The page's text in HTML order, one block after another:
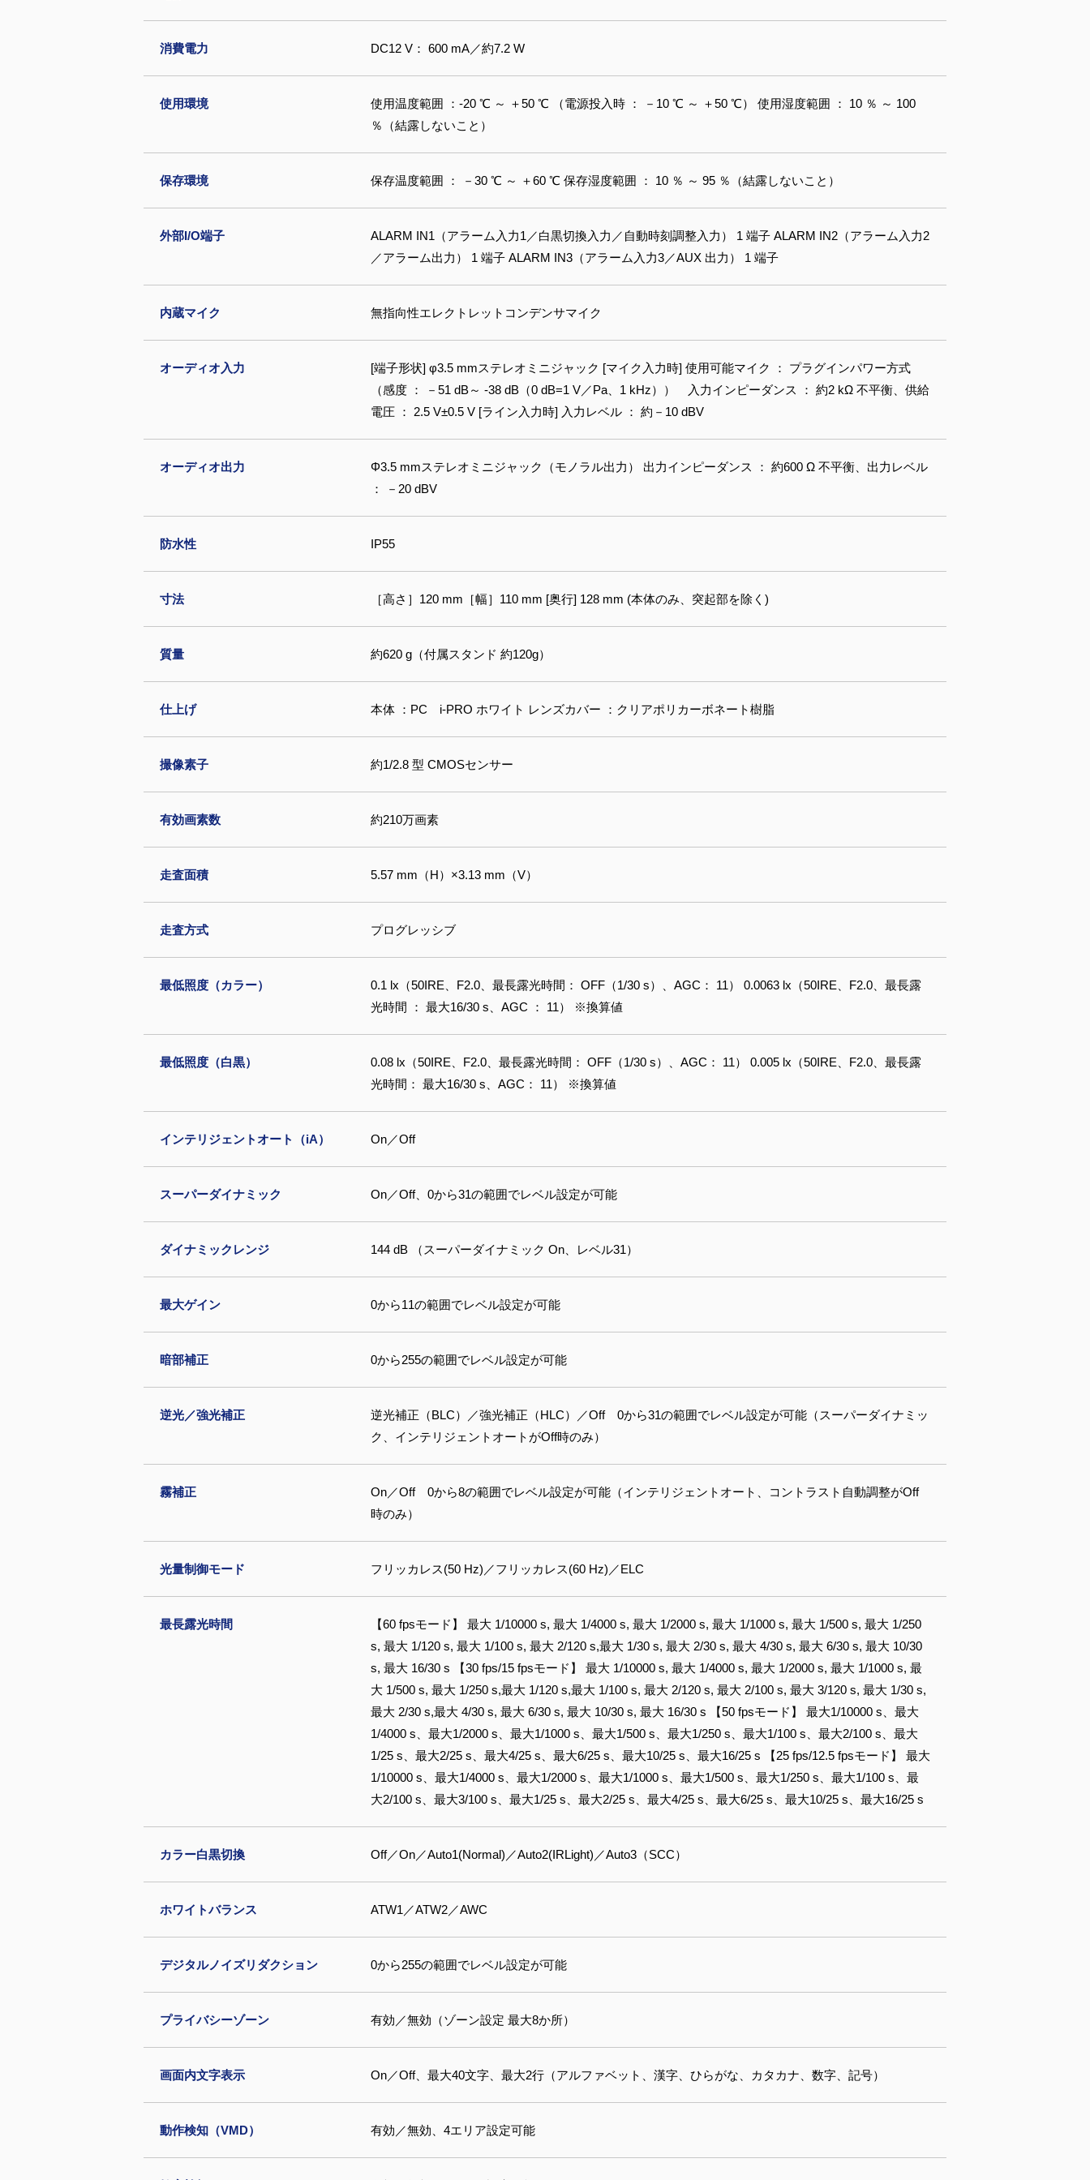
消費電力 DC12 V： 600 mA／約7.2 W
使用環境
使用温度範囲 ：-20 ℃ ～ ＋50 ℃ （電源投入時 ： －10 ℃ ～ ＋50 ℃） 使用湿度範囲 ： 10 ％ ～ 100
％（結露しないこと）
保存環境 保存温度範囲 ： －30 ℃ ～ ＋60 ℃ 保存湿度範囲 ： 10 ％ ～ 95 ％（結露しないこと）
外部I/O端子
ALARM IN1（アラーム入力1／白黒切換入力／自動時刻調整入力） 1 端子 ALARM IN2（アラーム入力2
／アラーム出力） 1 端子 ALARM IN3（アラーム入力3／AUX 出力） 1 端子
内蔵マイク 無指向性エレクトレットコンデンサマイク
オーディオ入力
[端子形状] φ3.5 mmステレオミニジャック [マイク入力時] 使用可能マイク ： プラグインパワー方式
（感度 ： －51 dB～ -38 dB（0 dB=1 V／Pa、1 kHz）） 入力インピーダンス ： 約2 kΩ 不平衡、供給
電圧 ： 2.5 V±0.5 V [ライン入力時] 入力レベル ： 約－10 dBV
オーディオ出力
Φ3.5 mmステレオミニジャック（モノラル出力） 出力インピーダンス ： 約600 Ω 不平衡、出力レベル
： －20 dBV
防水性 IP55
寸法 ［高さ］120 mm［幅］110 mm [奥行] 128 mm (本体のみ、突起部を除く)
質量 約620 g（付属スタンド 約120g）
仕上げ 本体 ：PC i-PRO ホワイト レンズカバー ：クリアポリカーボネート樹脂
撮像素子 約1/2.8 型 CMOSセンサー
有効画素数 約210万画素
走査面積 5.57 mm（H）×3.13 mm（V）
走査方式 プログレッシブ
最低照度（カラー）
0.1 lx（50IRE、F2.0、最長露光時間： OFF（1/30 s）、AGC： 11） 0.0063 lx（50IRE、F2.0、最長露
光時間 ： 最大16/30 s、AGC ： 11） ※換算値
最低照度（白黒）
0.08 lx（50IRE、F2.0、最長露光時間： OFF（1/30 s）、AGC： 11） 0.005 lx（50IRE、F2.0、最長露
光時間： 最大16/30 s、AGC： 11） ※換算値
インテリジェントオート（iA） On／Off
スーパーダイナミック On／Off、0から31の範囲でレベル設定が可能
ダイナミックレンジ 144 dB （スーパーダイナミック On、レベル31）
最大ゲイン 0から11の範囲でレベル設定が可能
暗部補正 0から255の範囲でレベル設定が可能
逆光／強光補正
逆光補正（BLC）／強光補正（HLC）／Off 0から31の範囲でレベル設定が可能（スーパーダイナミッ
ク、インテリジェントオートがOff時のみ）
霧補正
On／Off 0から8の範囲でレベル設定が可能（インテリジェントオート、コントラスト自動調整がOff
時のみ）
光量制御モード フリッカレス(50 Hz)／フリッカレス(60 Hz)／ELC
最長露光時間
【60 fpsモード】 最大 1/10000 s, 最大 1/4000 s, 最大 1/2000 s, 最大 1/1000 s, 最大 1/500 s, 最大 1/250
s, 最大 1/120 s, 最大 1/100 s, 最大 2/120 s,最大 1/30 s, 最大 2/30 s, 最大 4/30 s, 最大 6/30 s, 最大 10/30
s, 最大 16/30 s 【30 fps/15 fpsモード】 最大 1/10000 s, 最大 1/4000 s, 最大 1/2000 s, 最大 1/1000 s, 最
大 1/500 s, 最大 1/250 s,最大 1/120 s,最大 1/100 s, 最大 2/120 s, 最大 2/100 s, 最大 3/120 s, 最大 1/30 s,
最大 2/30 s,最大 4/30 s, 最大 6/30 s, 最大 10/30 s, 最大 16/30 s 【50 fpsモード】 最大1/10000 s、最大
1/4000 s、最大1/2000 s、最大1/1000 s、最大1/500 s、最大1/250 s、最大1/100 s、最大2/100 s、最大
1/25 s、最大2/25 s、最大4/25 s、最大6/25 s、最大10/25 s、最大16/25 s 【25 fps/12.5 fpsモード】 最大
1/10000 s、最大1/4000 s、最大1/2000 s、最大1/1000 s、最大1/500 s、最大1/250 s、最大1/100 s、最
大2/100 s、最大3/100 s、最大1/25 s、最大2/25 s、最大4/25 s、最大6/25 s、最大10/25 s、最大16/25 s
カラー白黒切換 Off／On／Auto1(Normal)／Auto2(IRLight)／Auto3（SCC）
ホワイトバランス ATW1／ATW2／AWC
デジタルノイズリダクション 0から255の範囲でレベル設定が可能
プライバシーゾーン 有効／無効（ゾーン設定 最大8か所）
画面内文字表示 On／Off、最大40文字、最大2行（アルファベット、漢字、ひらがな、カタカナ、数字、記号）
動作検知（VMD） 有効／無効、4エリア設定可能